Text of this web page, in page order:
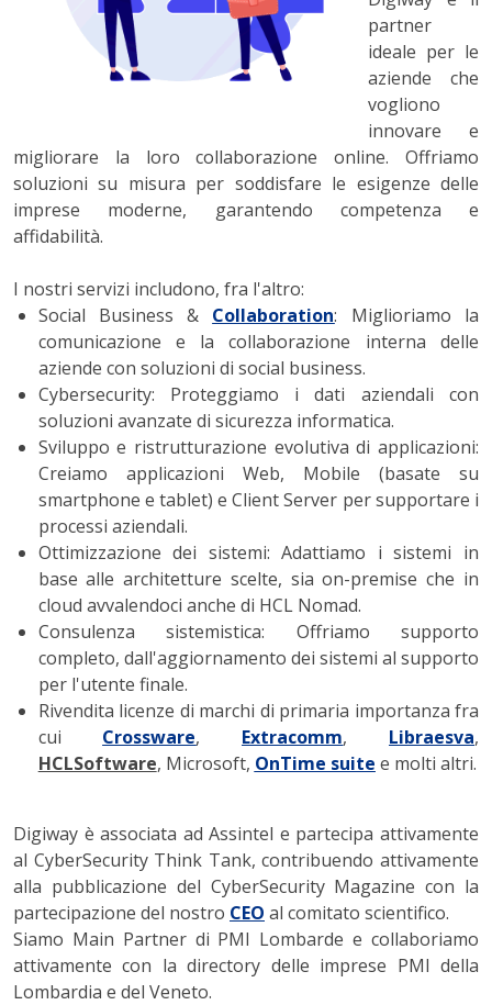
partner
ideale per le
aziende che
vogliono
innovare e
migliorare la loro collaborazione online. Offriamo
soluzioni su misura per soddisfare le esigenze delle
imprese moderne, garantendo competenza e
affidabilità.
I nostri servizi includono, fra l'altro:
Social Business & Collaboration: Miglioriamo la
comunicazione e la collaborazione interna delle
aziende con soluzioni di social business.
Cybersecurity: Proteggiamo i dati aziendali con
soluzioni avanzate di sicurezza informatica.
Sviluppo e ristrutturazione evolutiva di applicazioni:
Creiamo applicazioni Web, Mobile (basate su
smartphone e tablet) e Client Server per supportare i
processi aziendali.
Ottimizzazione dei sistemi: Adattiamo i sistemi in
base alle architetture scelte, sia on-premise che in
cloud avvalendoci anche di HCL Nomad.
Consulenza sistemistica: Offriamo supporto
completo, dall'aggiornamento dei sistemi al supporto
per l'utente finale.
Rivendita licenze di marchi di primaria importanza fra
cui Crossware, Extracomm, Libraesva,
HCLSoftware, Microsoft, OnTime suite e molti altri.
Digiway è associata ad Assintel e partecipa attivamente
al CyberSecurity Think Tank, contribuendo attivamente
alla pubblicazione del CyberSecurity Magazine con la
partecipazione del nostro CEO al comitato scientifico.
Siamo Main Partner di PMI Lombarde e collaboriamo
attivamente con la directory delle imprese PMI della
Lombardia e del Veneto.